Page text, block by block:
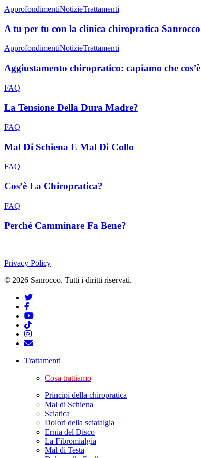
ApprofondimentiNotizieTrattamenti
A tu per tu con la clinica chiropratica Sanrocco
ApprofondimentiNotizieTrattamenti
Aggiustamento chiropratico: capiamo che cos’è
FAQ
La Tensione Della Dura Madre?
FAQ
Mal Di Schiena E Mal Di Collo
FAQ
Cos’è La Chiropratica?
FAQ
Perché Camminare Fa Bene?
Privacy Policy
© 2026 Sanrocco. Tutti i diritti riservati.
Trattamenti
Cosa trattiamo
Principi della chiropratica
Mal di Schiena
Sciatica
Dolori della sciatalgia
Ernia del Disco
La Fibromialgia
Mal di Testa